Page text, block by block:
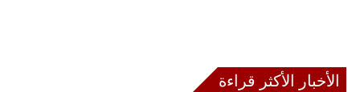
الأخبار الأكثر قراءة